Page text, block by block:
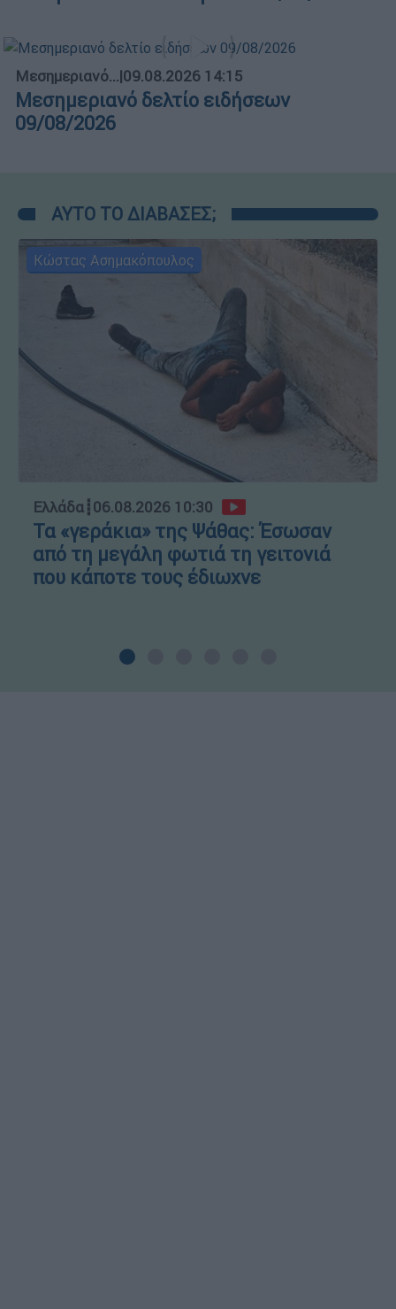
Μεσημεριανό...|09.08.2026 14:15
Μεσημεριανό δελτίο ειδήσεων
09/08/2026
ΑΥΤΟ ΤΟ ΔΙΑΒΑΣΕΣ;
Κώστας Ασημακόπουλος
Ελλάδα┋06.08.2026 10:30
Τα «γεράκια» της Ψάθας: Έσωσαν
από τη μεγάλη φωτιά τη γειτονιά
που κάποτε τους έδιωχνε